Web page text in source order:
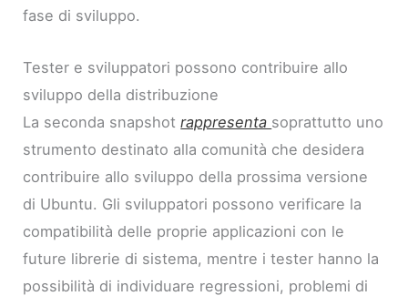
fase di sviluppo.
Tester e sviluppatori possono contribuire allo
sviluppo della distribuzione
La seconda snapshotrappresenta soprattutto uno
strumento destinato alla comunità che desidera
contribuire allo sviluppo della prossima versione
di Ubuntu. Gli sviluppatori possono verificare la
compatibilità delle proprie applicazioni con le
future librerie di sistema, mentre i tester hanno la
possibilità di individuare regressioni, problemi di